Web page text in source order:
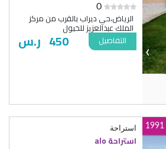
0
الرياض،حي ديراب بالقرب من مركز
الملك عبدالعزيز للخيول
ر.س 450 التفاصيل
‹
استراحة
استراحة ola
1991